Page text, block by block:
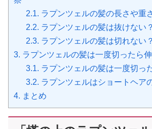
2.1. ラプンツェルの髪の長さや重
2.2. ラプンツェルの髪は抜けない？
2.3. ラプンツェルの髪は切れない？
3. ラプンツェルの髪は一度切ったら
3.1. ラプンツェルの髪は一度切っ
3.2. ラプンツェルはショートヘア
4. まとめ